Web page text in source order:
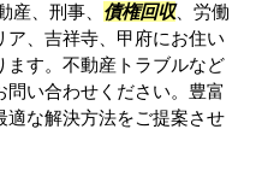
産、刑事、 債権回収、労働
ア、吉祥寺、甲府にお住い
ます。不動産トラブルなど
問い合わせください。豊富
適な解決方法をご提案させ